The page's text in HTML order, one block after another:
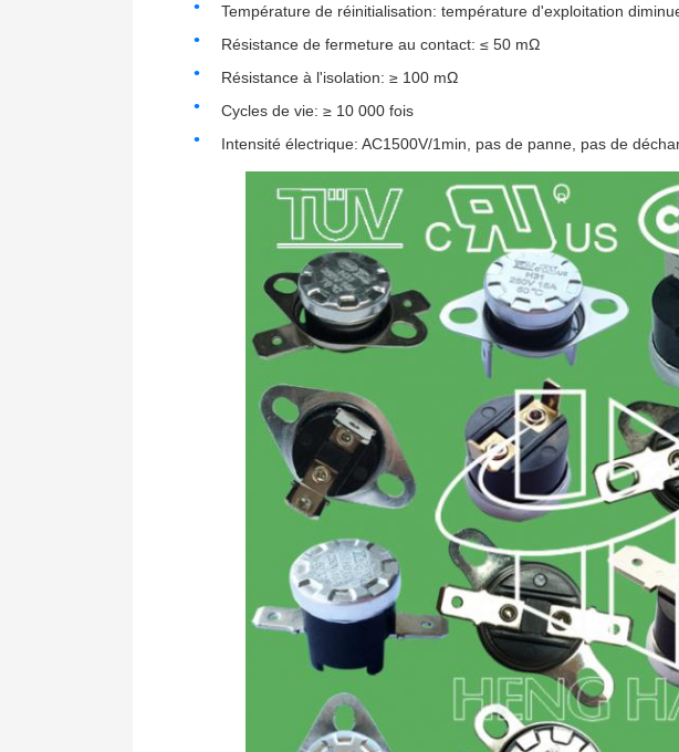
Température de réinitialisation: température d'exploitation
Résistance de fermeture au contact: ≤ 50 mΩ
Résistance à l'isolation: ≥ 100 mΩ
Cycles de vie: ≥ 10 000 fois
Intensité électrique: AC1500V/1min, pas de panne, pas de